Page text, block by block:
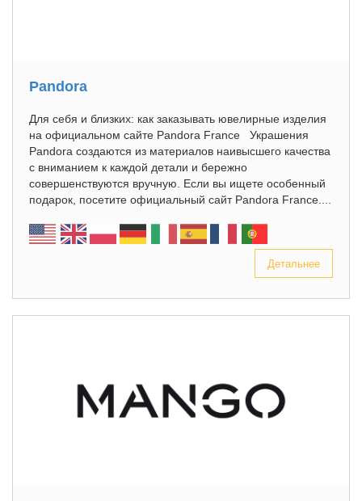
Pandora
Для себя и близких: как заказывать ювелирные изделия
на официальном сайте Pandora France Украшения
Pandora создаются из материалов наивысшего качества
с вниманием к каждой детали и бережно
совершенствуются вручную. Если вы ищете особенный
подарок, посетите официальный сайт Pandora France....
Детальнее